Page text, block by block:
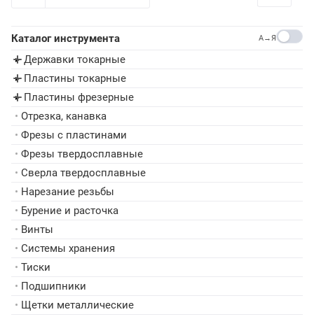
Каталог инструмента A→Я
▸ Державки токарные
▸ Пластины токарные
▸ Пластины фрезерные
• Отрезка, канавка
• Фрезы с пластинами
• Фрезы твердосплавные
• Сверла твердосплавные
• Нарезание резьбы
• Бурение и расточка
• Винты
• Системы хранения
• Тиски
• Подшипники
• Щетки металлические